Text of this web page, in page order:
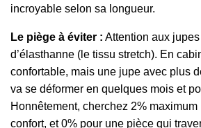
incroyable selon sa longueur.
Le piège à éviter : Attention aux
d’élasthanne (le tissu stretch). En
confortable, mais une jupe avec plus
va se déformer en quelques mois et
Honnêtement, cherchez 2%
confort, et 0% pour une pièce qui